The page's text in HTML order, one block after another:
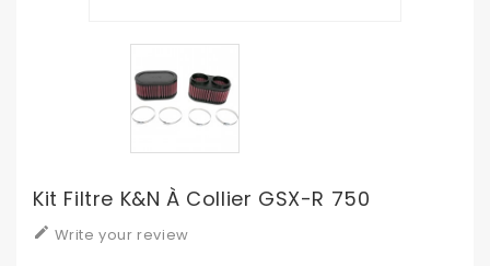
Kit Filtre K&N À Collier GSX-R 750
 Write your review